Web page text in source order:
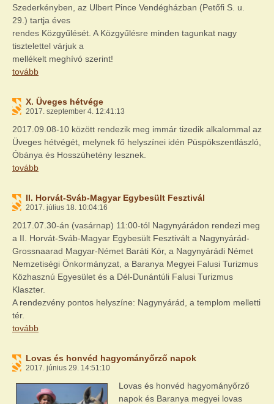
Szederkényben, az Ulbert Pince Vendégházban (Petőfi S. u.
29.) tartja éves
rendes Közgyűlését. A Közgyűlésre minden tagunkat nagy
tisztelettel várjuk a
mellékelt meghívó szerint!
tovább
X. Üveges hétvége
2017. szeptember 4. 12:41:13
2017.09.08-10 között rendezik meg immár tizedik alkalommal az
Üveges hétvégét, melynek fő helyszínei idén Püspökszentlászló,
Óbánya és Hosszúhetény lesznek.
tovább
II. Horvát-Sváb-Magyar Egybesült Fesztivál
2017. július 18. 10:04:16
2017.07.30-án (vasárnap) 11:00-tól Nagynyárádon rendezi meg
a II. Horvát-Sváb-Magyar Egybesült Fesztivált a Nagynyárád-
Grossnaarad Magyar-Német Baráti Kör, a Nagynyárádi Német
Nemzetiségi Önkormányzat, a Baranya Megyei Falusi Turizmus
Közhasznú Egyesület és a Dél-Dunántúli Falusi Turizmus
Klaszter.
A rendezvény pontos helyszíne: Nagynyárád, a templom melletti
tér.
tovább
Lovas és honvéd hagyományőrző napok
2017. június 29. 14:51:10
Lovas és honvéd hagyományőrző
napok és Baranya megyei lovas